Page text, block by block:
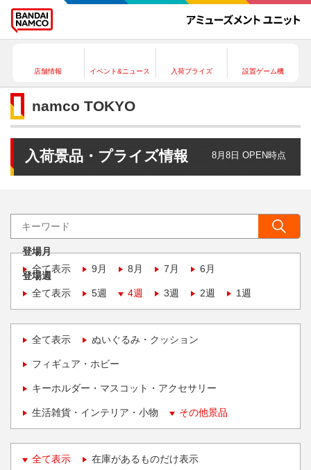
店舗情報 イベント&ニュース 入荷プライズ 設置ゲーム機
namco TOKYO
入荷景品・プライズ情報 8月8日 OPEN時点
登場月
全て表示
9月 8月 7月 6月
登場週
全て表示
5週 4週 3週 2週 1週
全て表示 ぬいぐるみ・クッション
フィギュア・ホビー
キーホルダー・マスコット・アクセサリー
生活雑貨・インテリア・小物 その他景品
全て表示 在庫があるものだけ表示